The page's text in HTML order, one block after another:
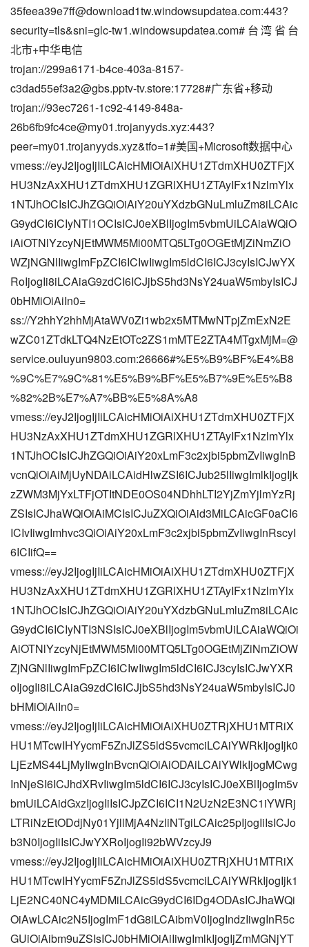
35feea39e7ff@download1tw.windowsupdatea.com:443?
security=tls&sni=glc-tw1.windowsupdatea.com#台湾省台
北市+中华电信
trojan://299a6171-b4ce-403a-8157-
c3dad55ef3a2@gbs.pptv-tv.store:17728#广东省+移动
trojan://93ec7261-1c92-4149-848a-
26b6fb9fc4ce@my01.trojanyyds.xyz:443?
peer=my01.trojanyyds.xyz&tfo=1#美国+Microsoft数据中心
vmess://eyJ2IjogIjIiLCAicHMiOiAiXHU1ZTdmXHU0ZTFjX
HU3NzAxXHU1ZTdmXHU1ZGRlXHU1ZTAyIFx1NzlmYlx
1NTJhOCIsICJhZGQiOiAiY20uYXdzbGNuLmluZm8iLCAic
G9ydCI6ICIyNTI1OCIsICJ0eXBlIjogIm5vbmUiLCAiaWQiO
iAiOTNlYzcyNjEtMWM5Mi00MTQ5LTg0OGEtMjZiNmZiO
WZjNGNlIiwgImFpZCI6ICIwIiwgIm5ldCI6ICJ3cyIsICJwYX
RoIjogIi8iLCAiaG9zdCI6ICJjbS5hd3NsY24uaW5mbyIsICJ
0bHMiOiAiIn0=
ss://Y2hhY2hhMjAtaWV0Zi1wb2x5MTMwNTpjZmExN2E
wZC01ZTdkLTQ4NzEtOTc2ZS1mMTE2ZTA4MTgxMjM=@
service.ouluyun9803.com:26666#%E5%B9%BF%E4%B8
%9C%E7%9C%81%E5%B9%BF%E5%B7%9E%E5%B8
%82%2B%E7%A7%BB%E5%8A%A8
vmess://eyJ2IjogIjIiLCAicHMiOiAiXHU1ZTdmXHU0ZTFjX
HU3NzAxXHU1ZTdmXHU1ZGRlXHU1ZTAyIFx1NzlmYlx
1NTJhOCIsICJhZGQiOiAiY20xLmF3c2xjbi5pbmZvIiwgInB
vcnQiOiAiMjUyNDAiLCAidHlwZSI6ICJub25lIiwgImlkIjogIjk
zZWM3MjYxLTFjOTItNDE0OS04NDhhLTI2YjZmYjlmYzRj
ZSIsICJhaWQiOiAiMCIsICJuZXQiOiAid3MiLCAicGF0aCI6
ICIvIiwgImhvc3QiOiAiY20xLmF3c2xjbi5pbmZvIiwgInRscyI
6ICIifQ==
vmess://eyJ2IjogIjIiLCAicHMiOiAiXHU1ZTdmXHU0ZTFjX
HU3NzAxXHU1ZTdmXHU1ZGRlXHU1ZTAyIFx1NzlmYlx
1NTJhOCIsICJhZGQiOiAiY20uYXdzbGNuLmluZm8iLCAic
G9ydCI6ICIyNTI3NSIsICJ0eXBlIjogIm5vbmUiLCAiaWQiOi
AiOTNlYzcyNjEtMWM5Mi00MTQ5LTg0OGEtMjZiNmZiOW
ZjNGNlIiwgImFpZCI6ICIwIiwgIm5ldCI6ICJ3cyIsICJwYXR
oIjogIi8iLCAiaG9zdCI6ICJjbS5hd3NsY24uaW5mbyIsICJ0
bHMiOiAiIn0=
vmess://eyJ2IjogIjIiLCAicHMiOiAiXHU0ZTRjXHU1MTRiX
HU1MTcwIHYycmF5ZnJlZS5ldS5vcmciLCAiYWRkIjogIjk0
LjEzMS44LjMyIiwgInBvcnQiOiAiODAiLCAiYWlkIjogMCwg
InNjeSI6ICJhdXRvIiwgIm5ldCI6ICJ3cyIsICJ0eXBlIjogIm5v
bmUiLCAidGxzIjogIiIsICJpZCI6ICI1N2UzN2E3NC1iYWRj
LTRiNzEtODdjNy01YjllMjA4NzliNTgiLCAic25pIjogIiIsICJo
b3N0IjogIiIsICJwYXRoIjogIi92bWVzcyJ9
vmess://eyJ2IjogIjIiLCAicHMiOiAiXHU0ZTRjXHU1MTRiX
HU1MTcwIHYycmF5ZnJlZS5ldS5vcmciLCAiYWRkIjogIjk1
LjE2NC40NC4yMDMiLCAicG9ydCI6IDg4ODAsICJhaWQi
OiAwLCAic2N5IjogImF1dG8iLCAibmV0IjogIndzIiwgInR5c
GUiOiAibm9uZSIsICJ0bHMiOiAiIiwgImlkIjogIjZmMGNjYT